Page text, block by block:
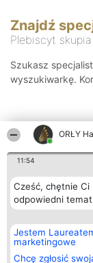
ORŁY
11:54
Cześć, chętnie Ci
odpowiedni
Jestem
marketingowe
Chcę zgłosić
Znajdź
Plebiscyt
Szukasz
wyszukiwarkę.
Organizator
Bright Side Solutions sp.
o. sp. k.
ul. Ruska 22